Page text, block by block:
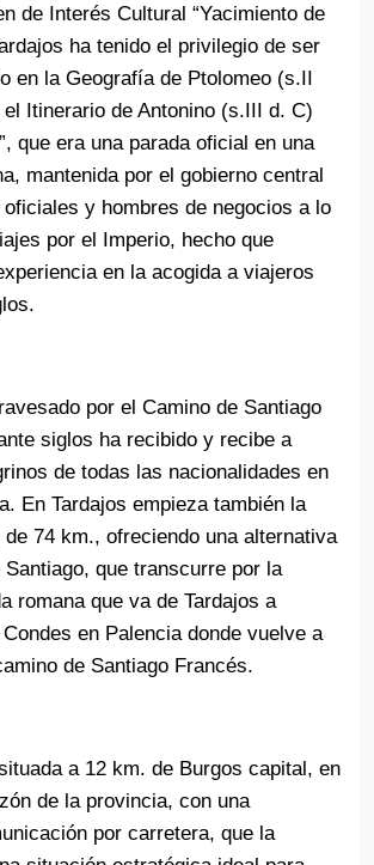
de Interés Cultural “Yacimiento de
ha tenido el privilegio de ser
en la Geografía de Ptolomeo (s.II
Itinerario de Antonino (s.III d. C)
que era una parada oficial en una
mantenida por el gobierno central
y hombres de negocios a lo
por el Imperio, hecho que
en la acogida a viajeros
por el Camino de Santiago
siglos ha recibido y recibe a
de todas las nacionalidades en
En Tardajos empieza también la
de 74 km., ofreciendo una alternativa
que transcurre por la
romana que va de Tardajos a
en Palencia donde vuelve a
de Santiago Francés.
a 12 km. de Burgos capital, en
de la provincia, con una
por carretera, que la